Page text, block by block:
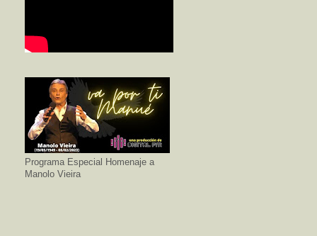
Programa Especial Homenaje a
Manolo Vieira